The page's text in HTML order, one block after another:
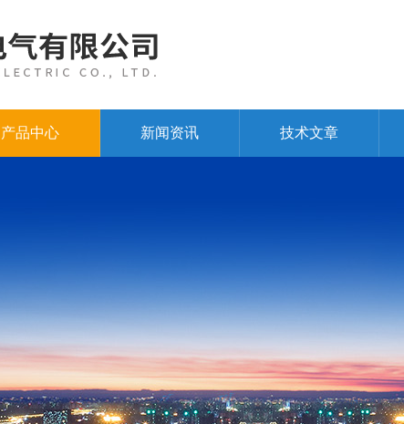
产品中心 新闻资讯 技术文章